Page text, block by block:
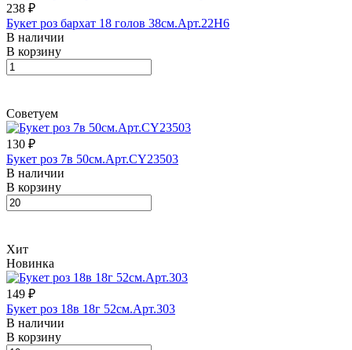
238 ₽
Букет роз бархат 18 голов 38см.Арт.22H6
В наличии
В корзину
Советуем
130 ₽
Букет роз 7в 50см.Арт.CY23503
В наличии
В корзину
Хит
Новинка
149 ₽
Букет роз 18в 18г 52см.Арт.303
В наличии
В корзину